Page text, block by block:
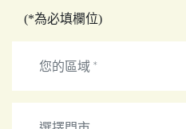
(*為必填欄位)